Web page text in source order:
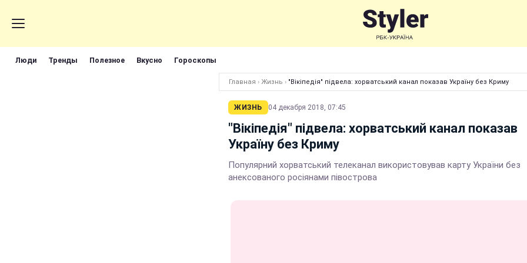
Люди Тренды Полезное Вкусно Гороскопы
Главная › Жизнь › "Вікіпедія" підвела: хорватський канал показав Україну без Криму
ЖИЗНЬ 04 декабря 2018, 07:45
"Вікіпедія" підвела: хорватський канал показав
Україну без Криму
Популярний хорватський телеканал використовував карту України без
анексованого росіянами півострова